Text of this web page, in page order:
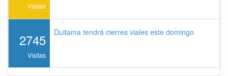
Visitas
2745
Visitas
Duitama tendrá cierres viales este domingo